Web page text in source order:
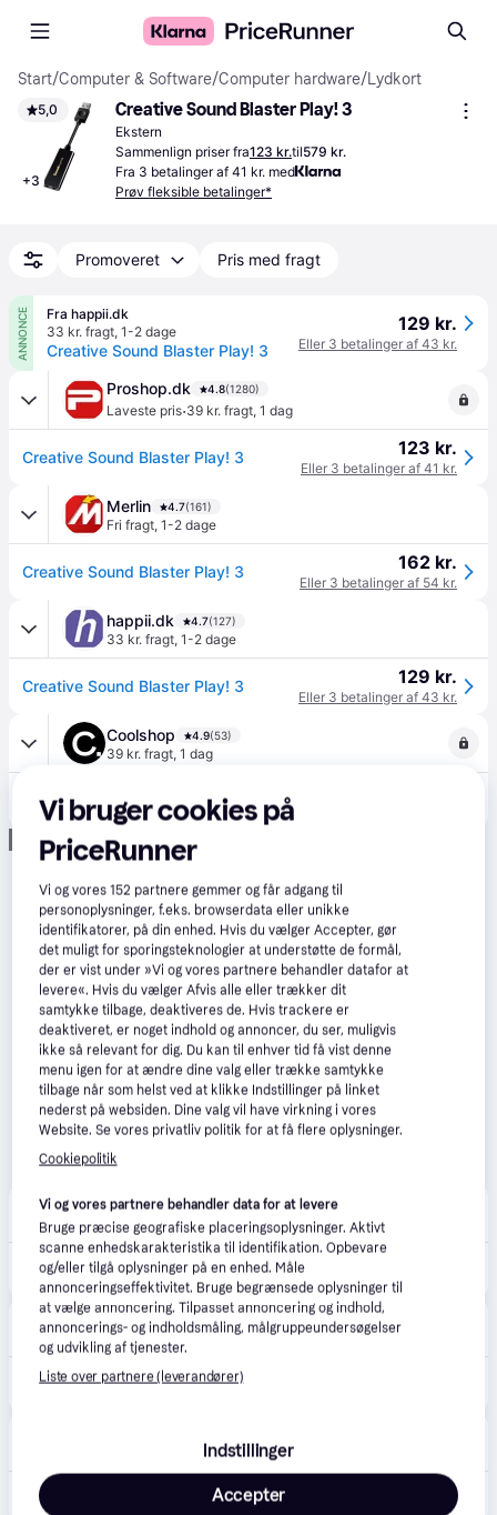
Start/Computer & Software/Computer hardware/Lydkort
5,0
+3
Creative Sound Blaster Play! 3
Ekstern
Sammenlign priser fra123 kr.til579 kr.
Fra 3 betalinger af 41 kr. med
Prøv fleksible betalinger*
Promoveret Pris med fragt
ANNONCE
Fra happii.dk
33 kr. fragt, 1-2 dage
Creative Sound Blaster Play! 3
129 kr.
Eller 3 betalinger af 43 kr.
Proshop.dk 4.8(1280)
Laveste pris·39 kr. fragt, 1 dag
Creative Sound Blaster Play! 3 123 kr.
Eller 3 betalinger af 41 kr.
Merlin 4.7(161)
Fri fragt, 1-2 dage
Creative Sound Blaster Play! 3 162 kr.
Eller 3 betalinger af 54 kr.
happii.dk 4.7(127)
33 kr. fragt, 1-2 dage
Creative Sound Blaster Play! 3 129 kr.
Eller 3 betalinger af 43 kr.
Coolshop 4.9(53)
39 kr. fragt, 1 dag
Creative - Sound Blaster Play! 3 eksternt lydkort - Klar til levering - Prismatch
Annonce
CS MEGASTORE 4.5 (1861)
39 kr. fragt,2-3 dage
(ComputerSalg) Creative Sound Blaster Play! 3 - Lydkort - 96 kHz - 93 dB SNR - stereo - USB
Eller 3 betalinger af 43 kr.
CompuMail 4.7(1210)
39 kr. fragt,5-6 dage
USB Lydkort - Creative Sound Blaster Play! 3. 189 kr.
Vi bruger cookies på
PriceRunner
Vi og vores152 partnere gemmer og får adgang til
personoplysninger, f.eks. browserdata eller unikke
identifikatorer, på din enhed. Hvis du vælger Accepter, gør
det muligt for sporingsteknologier at understøtte de formål,
der er vist under »Vi og vores partnere behandler datafor at
levere«. Hvis du vælger Afvis alle eller trækker dit
samtykke tilbage, deaktiveres de. Hvis trackere er
deaktiveret, er noget indhold og annoncer, du ser, muligvis
ikke så relevant for dig. Du kan til enhver tid få vist denne
menu igen for at ændre dine valg eller trække samtykke
tilbage når som helst ved at klikke Indstillinger på linket
nederst på websiden. Dine valg vil have virkning i vores
Website. Se vores privatliv politik for at få flere oplysninger.
Cookiepolitik
Vi og vores partnere behandler data for at levere
Bruge præcise geografiske placeringsoplysninger. Aktivt
scanne enhedskarakteristika til identifikation. Opbevare
og/eller tilgå oplysninger på en enhed. Måle
annonceringseffektivitet. Bruge begrænsede oplysninger til
at vælge annoncering. Tilpasset annoncering og indhold,
annoncerings- og indholdsmåling, målgruppeundersøgelser
og udvikling af tjenester.
Liste over partnere (leverandører)
Indstillinger
Accepter